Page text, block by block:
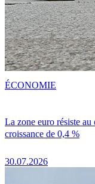
La zone euro résiste
croissance de 0,4 %
30.07.2026
ÉCONOMIE